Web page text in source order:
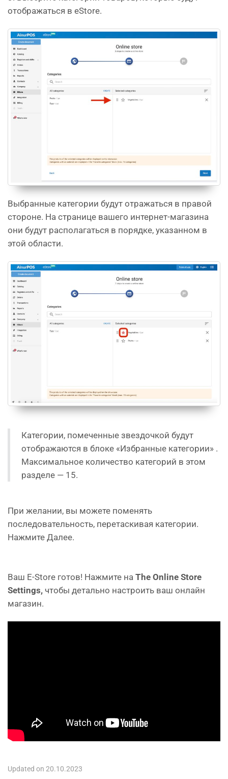
отображаться в eStore.
Выбранные категории будут отражаться в правой
стороне. На странице вашего интернет-магазина
они будут располагаться в порядке, указанном в
этой области.
Категории, помеченные звездочкой будут
отображаются в блоке «Избранные категории» .
Максимальное количество категорий в этом
разделе — 15.
При желании, вы можете поменять
последовательность, перетаскивая категории.
Нажмите Далее.
Ваш E-Store готов! Нажмите на The Online Store
Settings, чтобы детально настроить ваш онлайн
магазин.
Updated on 20.10.2023